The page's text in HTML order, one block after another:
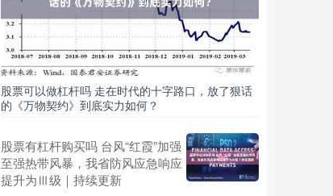
股票可以做杠杆吗 走在时代的十字路口，放了狠话
的《万物契约》到底实力如何？
股票有杠杆购买吗 台风“红霞”加强
至强热带风暴，我省防风应急响应
提升为Ⅲ级｜持续更新